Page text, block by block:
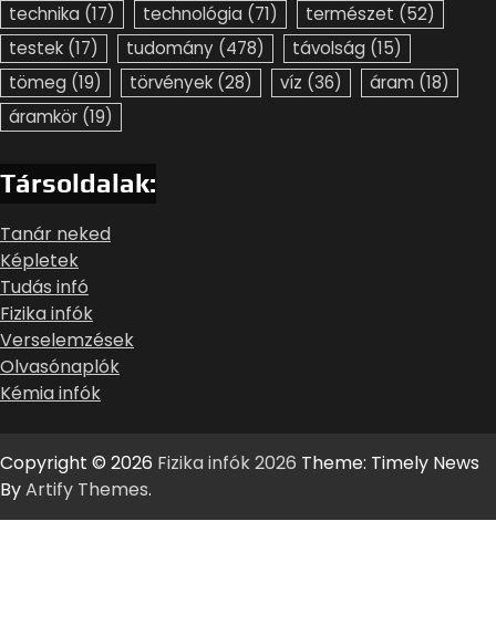
technika (17) technológia (71) természet (52)
testek (17) tudomány (478) távolság (15)
tömeg (19) törvények (28) víz (36) áram (18)
áramkör (19)
Társoldalak:
Tanár neked
Képletek
Tudás infó
Fizika infók
Verselemzések
Olvasónaplók
Kémia infók
Copyright © 2026 Fizika infók 2026 Theme: Timely News
ByArtify Themes.